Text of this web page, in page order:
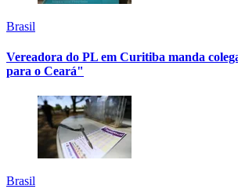
Brasil
Vereadora do PL em Curitiba manda
para o Ceará"
Brasil